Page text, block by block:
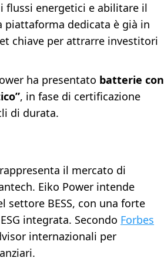
flussi energetici e abilitare il
piattaforma dedicata è già in
chiave per attrarre investitori
ha presentato batterie con
, in fase di certificazione
di durata.
il mercato di
Eiko Power intende
settore BESS, con una forte
integrata. Secondo Forbes
internazionali per